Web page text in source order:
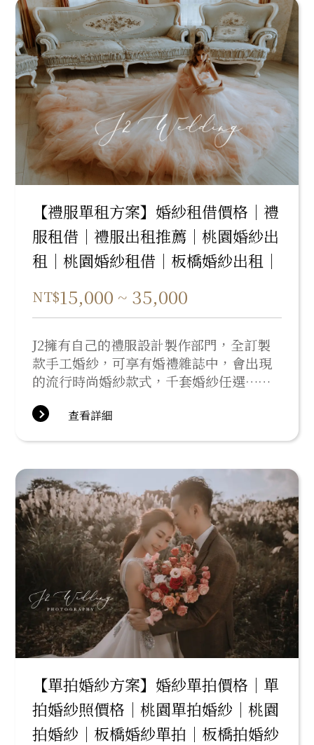
【禮服單租方案】婚紗租借價格｜禮
服租借｜禮服出租推薦｜桃園婚紗出
租｜桃園婚紗租借｜板橋婚紗出租｜
NT$15,000 ~ 35,000
J2擁有自己的禮服設計製作部門，全訂製
款手工婚紗，可享有婚禮雜誌中，會出現
的流行時尚婚紗款式，千套婚紗任選……
查看詳細
【單拍婚紗方案】婚紗單拍價格｜單
拍婚紗照價格｜桃園單拍婚紗｜桃園
拍婚紗｜板橋婚紗單拍｜板橋拍婚紗